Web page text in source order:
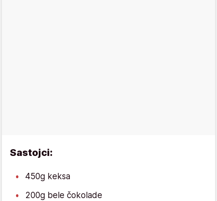
Sastojci:
450g keksa
200g bele čokolade